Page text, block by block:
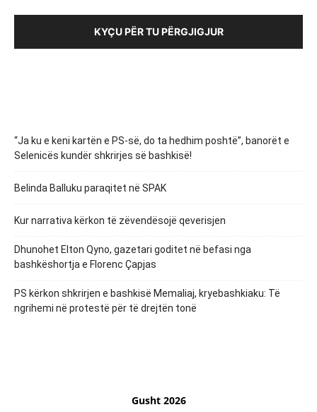
KYÇU PËR TU PËRGJIGJUR
“Ja ku e keni kartën e PS-së, do ta hedhim poshtë”, banorët e
Selenicës kundër shkrirjes së bashkisë!
Belinda Balluku paraqitet në SPAK
Kur narrativa kërkon të zëvendësojë qeverisjen
Dhunohet Elton Qyno, gazetari goditet në befasi nga
bashkëshortja e Florenc Çapjas
PS kërkon shkrirjen e bashkisë Memaliaj, kryebashkiaku: Të
ngrihemi në protestë për të drejtën tonë
Gusht 2026